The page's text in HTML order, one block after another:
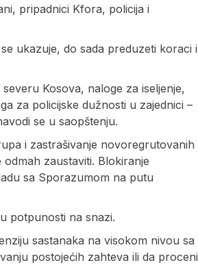
pripadnici Kfora, policija i
ukazuje, do sada preduzeti koraci i
Kosova, naloge za iseljenje,
za policijske dužnosti u zajednici –
se u saopštenju.
i zastrašivanje novoregrutovanih
zaustaviti. Blokiranje
sa Sporazumom na putu
potpunosti na snazi.
sastanaka na visokom nivou sa
postojećih zahteva ili da proceni